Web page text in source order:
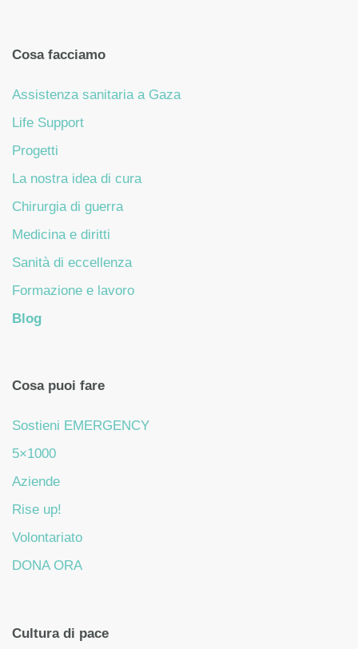
Cosa facciamo
Assistenza sanitaria a Gaza
Life Support
Progetti
La nostra idea di cura
Chirurgia di guerra
Medicina e diritti
Sanità di eccellenza
Formazione e lavoro
Blog
Cosa puoi fare
Sostieni EMERGENCY
5×1000
Aziende
Rise up!
Volontariato
DONA ORA
Cultura di pace